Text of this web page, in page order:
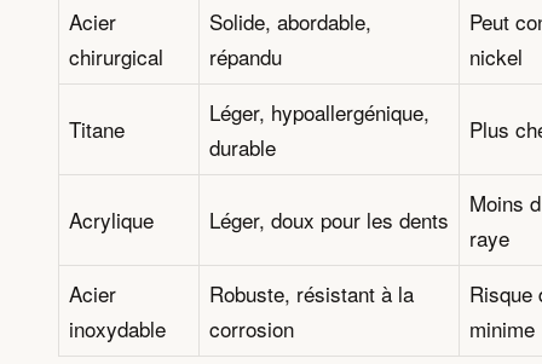
Acier
chirurgical
Solide, abordable,
répandu
Peut
nickel
Titane
Léger, hypoallergénique,
durable
Plus
Acrylique Léger, doux pour les dents
Moins
raye
Acier
inoxydable
Robuste, résistant à la
corrosion
Risque
minime